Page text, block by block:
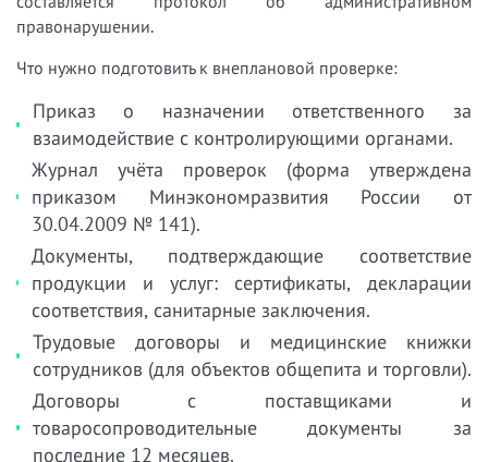
правонарушении.
Что нужно подготовить к внеплановой проверке:
Приказ о назначении ответственного за
взаимодействие с контролирующими органами.
Журнал учёта проверок (форма утверждена
приказом Минэкономразвития России от
30.04.2009 № 141).
Документы, подтверждающие соответствие
продукции и услуг: сертификаты, декларации
соответствия, санитарные заключения.
Трудовые договоры и медицинские книжки
сотрудников (для объектов общепита и торговли).
Договоры с поставщиками и
товаросопроводительные документы за
последние 12 месяцев.